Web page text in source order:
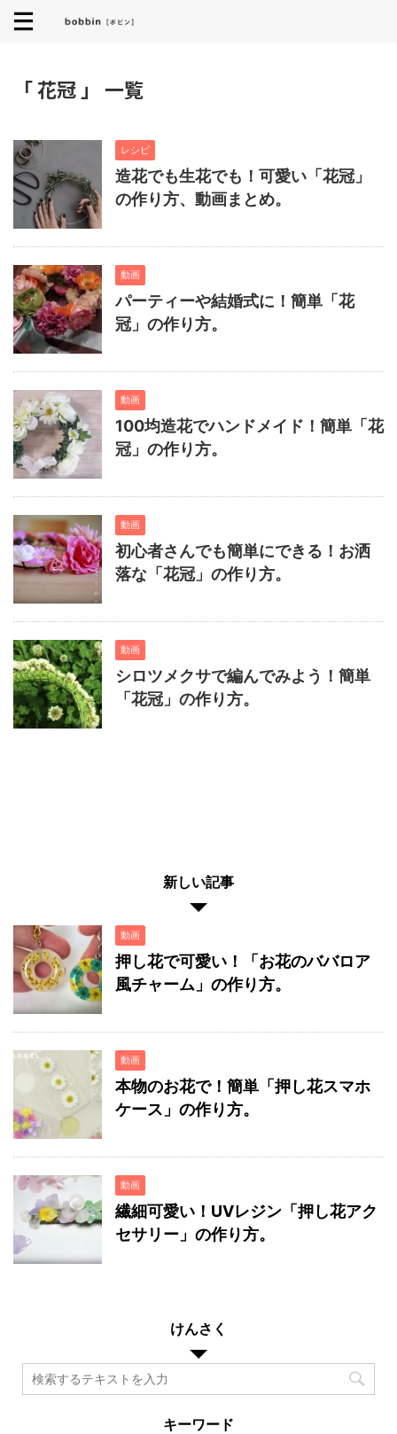
「 花冠 」 一覧
レシピ
造花でも生花でも！可愛い「花冠」
の作り方、動画まとめ。
動画
パーティーや結婚式に！簡単「花
冠」の作り方。
動画
100均造花でハンドメイド！簡単「花
冠」の作り方。
動画
初心者さんでも簡単にできる！お洒
落な「花冠」の作り方。
動画
シロツメクサで編んでみよう！簡単
「花冠」の作り方。
新しい記事
動画
押し花で可愛い！「お花のババロア
風チャーム」の作り方。
動画
本物のお花で！簡単「押し花スマホ
ケース」の作り方。
動画
繊細可愛い！UVレジン「押し花アク
セサリー」の作り方。
けんさく
キーワード